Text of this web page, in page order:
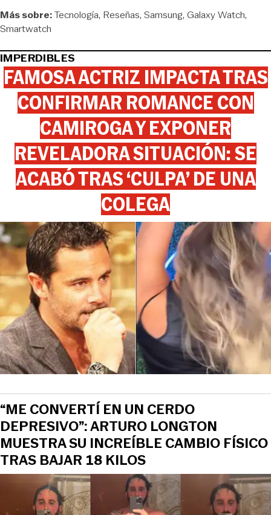
Más sobre:Tecnología Reseñas Samsung Galaxy Watch
Smartwatch
IMPERDIBLES
FAMOSA ACTRIZ IMPACTA TRAS
CONFIRMAR ROMANCE CON
CAMIROGA Y EXPONER
REVELADORA SITUACIÓN: SE
ACABÓ TRAS ‘CULPA’ DE UNA
COLEGA
“ME CONVERTÍ EN UN CERDO
DEPRESIVO”: ARTURO LONGTON
MUESTRA SU INCREÍBLE CAMBIO FÍSICO
TRAS BAJAR 18 KILOS